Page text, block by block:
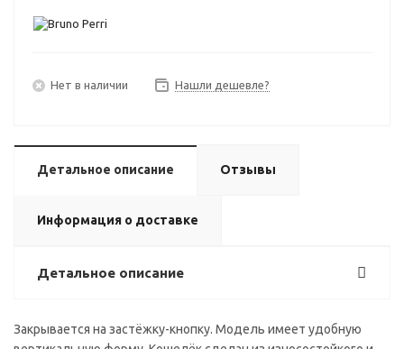
Нет в наличии Нашли дешевле?
Детальное описание Отзывы
Информация о доставке
Детальное описание
Закрывается на застёжку-кнопку. Модель имеет удобную